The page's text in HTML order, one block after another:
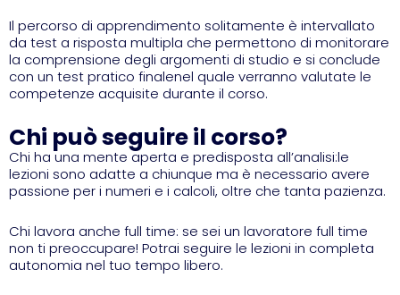
Il percorso di apprendimento solitamente è intervallato
da test a risposta multipla che permettono di monitorare
la comprensione degli argomenti di studio e si conclude
con un test pratico finalenel quale verranno valutate le
competenze acquisite durante il corso.
Chi può seguire il corso?
Chi ha una mente aperta e predisposta all’analisi:le
lezioni sono adatte a chiunque ma è necessario avere
passione per i numeri e i calcoli, oltre che tanta pazienza.
Chi lavora anche full time: se sei un lavoratore full time
non ti preoccupare! Potrai seguire le lezioni in completa
autonomia nel tuo tempo libero.